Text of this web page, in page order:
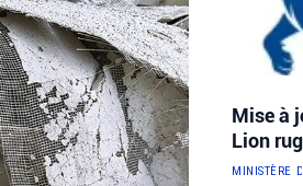
Mise à
Lion
MINISTÈRE